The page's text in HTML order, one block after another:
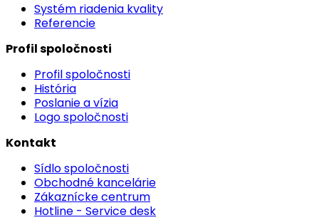
Systém riadenia kvality
Referencie
Profil spoločnosti
Profil spoločnosti
História
Poslanie a vízia
Logo spoločnosti
Kontakt
Sídlo spoločnosti
Obchodné kancelárie
Zákaznícke centrum
Hotline - Service desk